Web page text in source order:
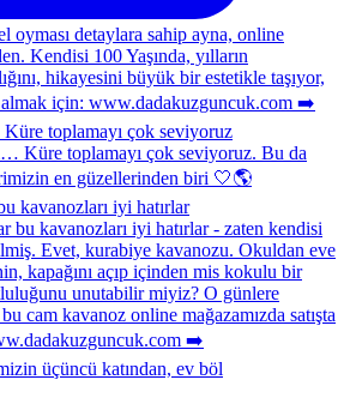
toplamayı çok seviyoruz
kavanozları iyi hatırlar
üçüncü katından, ev böl